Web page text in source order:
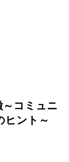
～コミュニ
ヒント～